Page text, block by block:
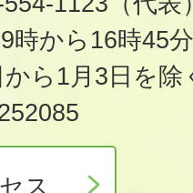
時から16時45分
から1月3日を除
ス